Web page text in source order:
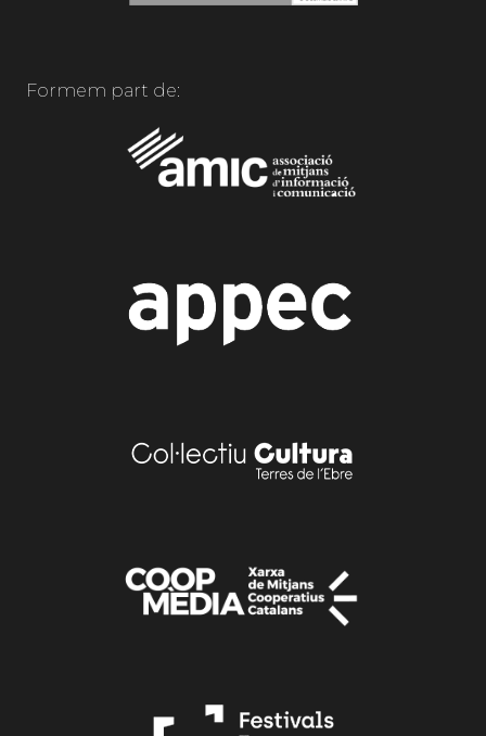
Formem part de: